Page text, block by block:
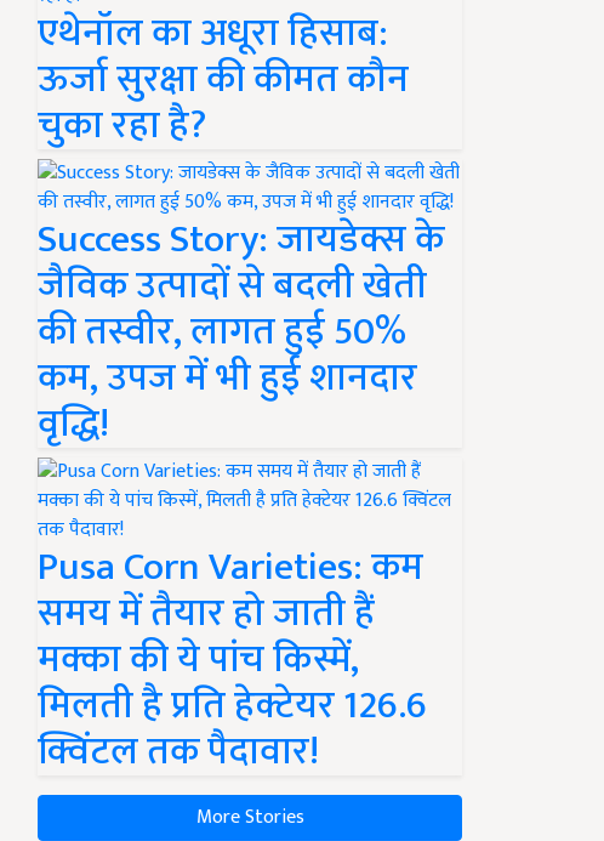
एथेनॉल का अधूरा हिसाब:
ऊर्जा सुरक्षा की कीमत कौन
चुका रहा है?
Success Story: जायडेक्स के
जैविक उत्पादों से बदली खेती
की तस्वीर, लागत हुई 50%
कम, उपज में भी हुई शानदार
वृद्धि!
Pusa Corn Varieties: कम
समय में तैयार हो जाती हैं
मक्का की ये पांच किस्में,
मिलती है प्रति हेक्टेयर 126.6
क्विंटल तक पैदावार!
More Stories